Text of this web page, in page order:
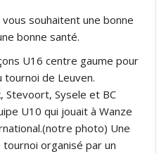
souhaitent une bonne
bonne santé.
U16 centre gaume pour
tournoi de Leuven.
Stevoort, Sysele et BC
U10 qui jouait à Wanze
photo) Une
organisé par un